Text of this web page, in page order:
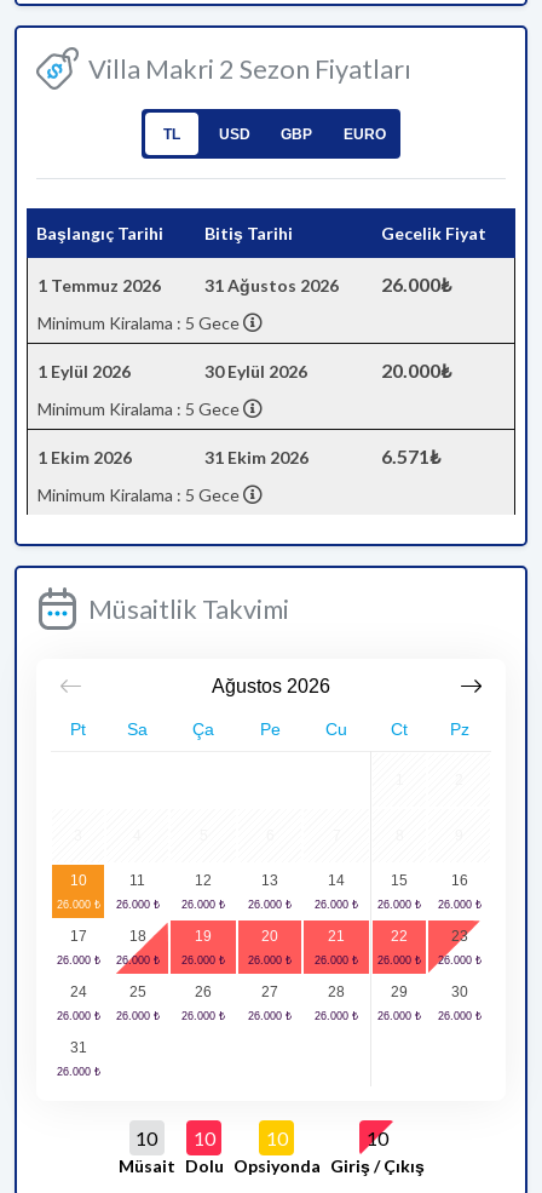
Villa Makri 2 Sezon Fiyatları
TL USD GBP EURO
Başlangıç Tarihi Bitiş Tarihi Gecelik Fiyat
1 Temmuz 2026 31 Ağustos 2026 26.000₺
Minimum Kiralama : 5 Gece
1 Eylül 2026 30 Eylül 2026 20.000₺
Minimum Kiralama : 5 Gece
1 Ekim 2026 31 Ekim 2026 6.571₺
Minimum Kiralama : 5 Gece
Müsaitlik Takvimi
Ağustos 2026
Pt Sa Ça Pe Cu Ct Pz
10 11 12 13 14 15 16
17 18 19 20 21 22 23
24 25 26 27 28 29 30
31
10
Müsait
10
Dolu
10
Opsiyonda
10
Giriş / Çıkış